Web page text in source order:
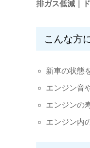
排ガス低減｜
こんな方
新車の状態
エンジン音
エンジンの
エンジン内